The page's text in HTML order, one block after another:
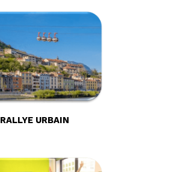
RALLYE URBAIN